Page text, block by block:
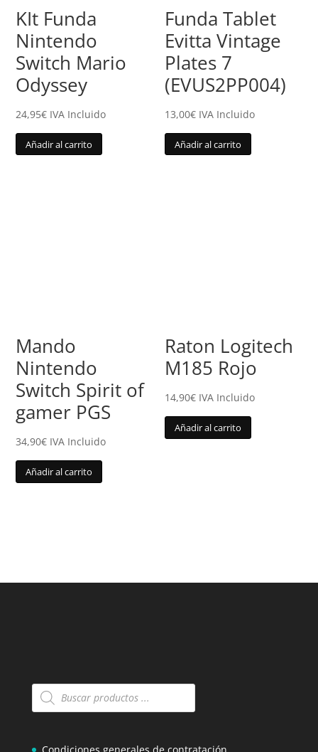
KIt Funda
Nintendo
Switch Mario
Odyssey
24,95€ IVA Incluido
Añadir al carrito
Funda Tablet
Evitta Vintage
Plates 7
(EVUS2PP004)
13,00€ IVA Incluido
Añadir al carrito
Mando
Nintendo
Switch Spirit of
gamer PGS
34,90€ IVA Incluido
Añadir al carrito
Raton Logitech
M185 Rojo
14,90€ IVA Incluido
Añadir al carrito
Búsqueda